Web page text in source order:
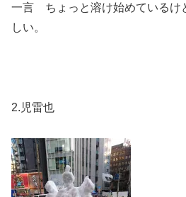
一言 ちょっと溶け始めているけ
しい。
2.児雷也